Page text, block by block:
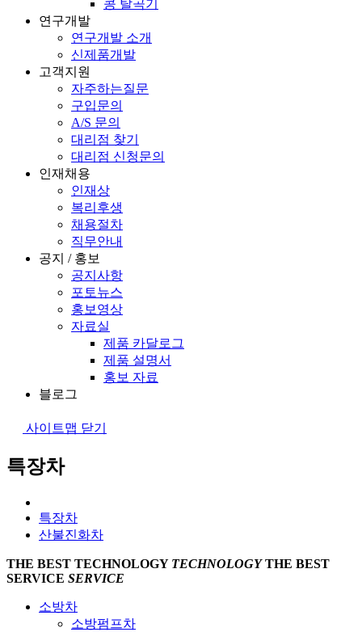
콩 탈곡기
연구개발
연구개발 소개
신제품개발
고객지원
자주하는질문
구입문의
A/S 문의
대리점 찾기
대리점 신청문의
인재채용
인재상
복리후생
채용절차
직무안내
공지 / 홍보
공지사항
포토뉴스
홍보영상
자료실
제품 카달로그
제품 설명서
홍보 자료
블로그
사이트맵 닫기
특장차
특장차
산불진화차
THE BEST TECHNOLOGY TECHNOLOGY THE BEST
SERVICE SERVICE
소방차
소방펌프차